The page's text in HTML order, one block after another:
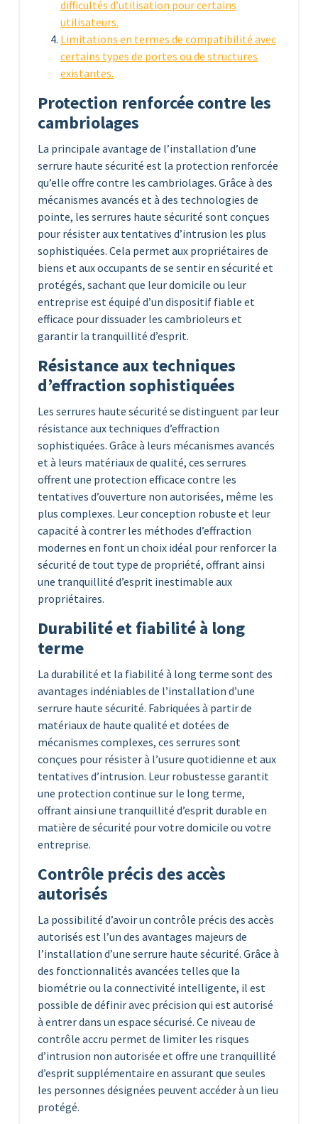
difficultés d’utilisation pour certains
utilisateurs.
Limitations en termes de compatibilité avec
certains types de portes ou de structures
existantes.
Protection renforcée contre les
cambriolages
La principale avantage de l’installation d’une
serrure haute sécurité est la protection renforcée
qu’elle offre contre les cambriolages. Grâce à des
mécanismes avancés et à des technologies de
pointe, les serrures haute sécurité sont conçues
pour résister aux tentatives d’intrusion les plus
sophistiquées. Cela permet aux propriétaires de
biens et aux occupants de se sentir en sécurité et
protégés, sachant que leur domicile ou leur
entreprise est équipé d’un dispositif fiable et
efficace pour dissuader les cambrioleurs et
garantir la tranquillité d’esprit.
Résistance aux techniques
d’effraction sophistiquées
Les serrures haute sécurité se distinguent par leur
résistance aux techniques d’effraction
sophistiquées. Grâce à leurs mécanismes avancés
et à leurs matériaux de qualité, ces serrures
offrent une protection efficace contre les
tentatives d’ouverture non autorisées, même les
plus complexes. Leur conception robuste et leur
capacité à contrer les méthodes d’effraction
modernes en font un choix idéal pour renforcer la
sécurité de tout type de propriété, offrant ainsi
une tranquillité d’esprit inestimable aux
propriétaires.
Durabilité et fiabilité à long
terme
La durabilité et la fiabilité à long terme sont des
avantages indéniables de l’installation d’une
serrure haute sécurité. Fabriquées à partir de
matériaux de haute qualité et dotées de
mécanismes complexes, ces serrures sont
conçues pour résister à l’usure quotidienne et aux
tentatives d’intrusion. Leur robustesse garantit
une protection continue sur le long terme,
offrant ainsi une tranquillité d’esprit durable en
matière de sécurité pour votre domicile ou votre
entreprise.
Contrôle précis des accès
autorisés
La possibilité d’avoir un contrôle précis des accès
autorisés est l’un des avantages majeurs de
l’installation d’une serrure haute sécurité. Grâce à
des fonctionnalités avancées telles que la
biométrie ou la connectivité intelligente, il est
possible de définir avec précision qui est autorisé
à entrer dans un espace sécurisé. Ce niveau de
contrôle accru permet de limiter les risques
d’intrusion non autorisée et offre une tranquillité
d’esprit supplémentaire en assurant que seules
les personnes désignées peuvent accéder à un lieu
protégé.